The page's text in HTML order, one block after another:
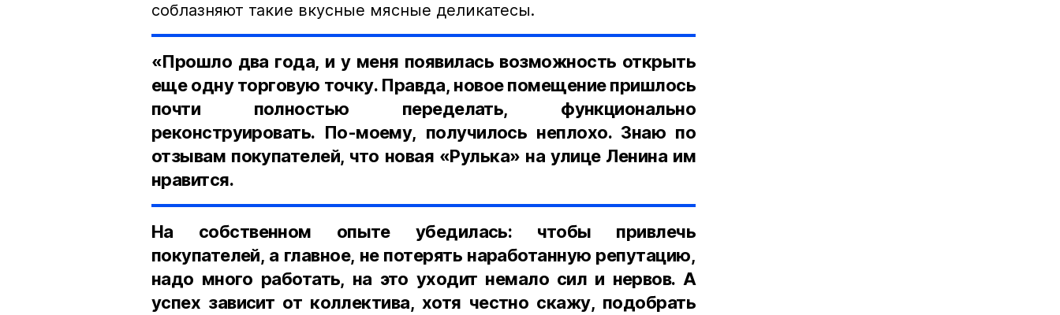
соблазняют такие вкусные мясные деликатесы.
«Прошло два года, и у меня появилась возможность открыть
еще одну торговую точку. Правда, новое помещение пришлось
почти полностью переделать, функционально
реконструировать. По-моему, получилось неплохо. Знаю по
отзывам покупателей, что новая «Рулька» на улице Ленина им
нравится.
На собственном опыте убедилась: чтобы привлечь
покупателей, а главное, не потерять наработанную репутацию,
надо много работать, на это уходит немало сил и нервов. А
успех зависит от коллектива, хотя честно скажу, подобрать